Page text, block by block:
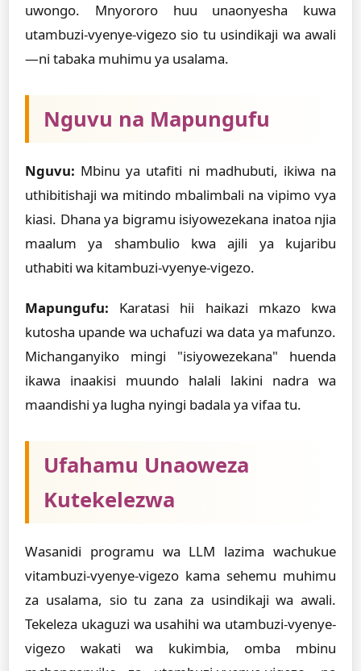
uwongo. Mnyororo huu unaonyesha kuwa
utambuzi-vyenye-vigezo sio tu usindikaji wa awali
—ni tabaka muhimu ya usalama.
Nguvu na Mapungufu
Nguvu: Mbinu ya utafiti ni madhubuti, ikiwa na
uthibitishaji wa mitindo mbalimbali na vipimo vya
kiasi. Dhana ya bigramu isiyowezekana inatoa njia
maalum ya shambulio kwa ajili ya kujaribu
uthabiti wa kitambuzi-vyenye-vigezo.
Mapungufu: Karatasi hii haikazi mkazo kwa
kutosha upande wa uchafuzi wa data ya mafunzo.
Michanganyiko mingi "isiyowezekana" huenda
ikawa inaakisi muundo halali lakini nadra wa
maandishi ya lugha nyingi badala ya vifaa tu.
Ufahamu Unaoweza
Kutekelezwa
Wasanidi programu wa LLM lazima wachukue
vitambuzi-vyenye-vigezo kama sehemu muhimu
za usalama, sio tu zana za usindikaji wa awali.
Tekeleza ukaguzi wa usahihi wa utambuzi-vyenye-
vigezo wakati wa kukimbia, omba mbinu